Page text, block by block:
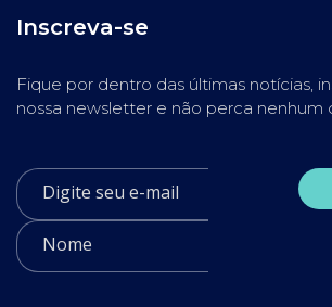
Inscreva-se
Fique por dentro das últimas notícias,
nossa newsletter e não perca nenhum